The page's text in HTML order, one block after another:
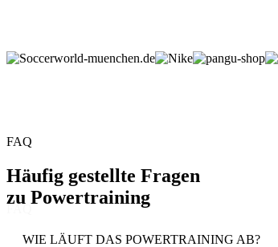
FAQ
Häufig gestellte Fragen
zu Powertraining
WIE LÄUFT DAS POWERTRAINING AB?